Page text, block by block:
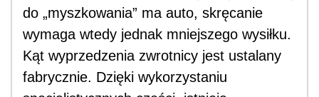
do „myszkowania” ma auto, skręcanie
wymaga wtedy jednak mniejszego wysiłku.
Kąt wyprzedzenia zwrotnicy jest ustalany
fabrycznie. Dzięki wykorzystaniu